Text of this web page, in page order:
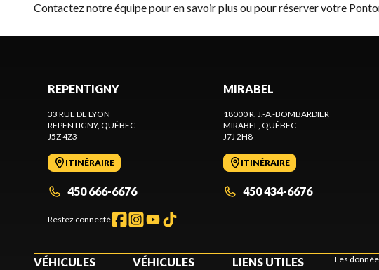
Contactez notre équipepour en savoir plus ou pour réserver votre
REPENTIGNY
33 RUE DE LYON
REPENTIGNY, QUÉBEC
J5Z 4Z3
ITINÉRAIRE
450 666-6676
Restez connecté
MIRABEL
18000 R. J.-A.-BOMBARDIER
MIRABEL, QUÉBEC
J7J 2H8
ITINÉRAIRE
450 434-6676
VÉHICULES
VÉHICULES
LIENS UTILES Les